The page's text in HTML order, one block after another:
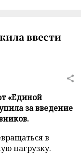
ввести
«Единой
за введение
в
нагрузку.